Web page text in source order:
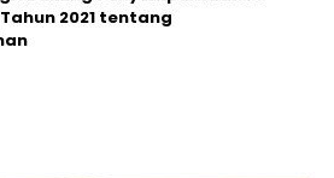
2021 tentang